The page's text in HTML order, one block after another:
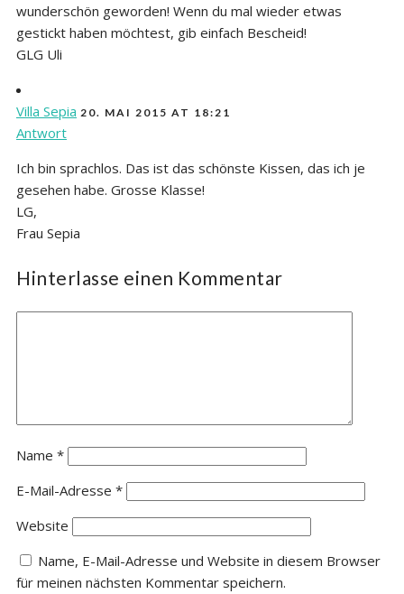
wunderschön geworden! Wenn du mal wieder etwas
gestickt haben möchtest, gib einfach Bescheid!
GLG Uli
Villa Sepia 20. MAI 2015 AT 18:21
Antwort
Ich bin sprachlos. Das ist das schönste Kissen, das ich je
gesehen habe. Grosse Klasse!
LG,
Frau Sepia
Hinterlasse einen Kommentar
Name *
E-Mail-Adresse *
Website
Name, E-Mail-Adresse und Website in diesem Browser
für meinen nächsten Kommentar speichern.